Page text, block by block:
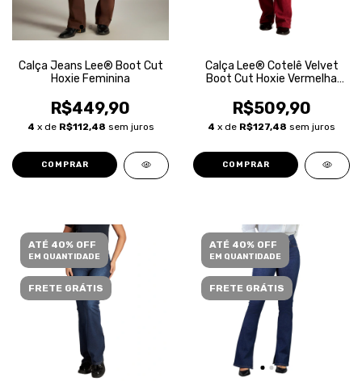
Calça Jeans Lee® Boot Cut
Hoxie Feminina
R$449,90
4 x de R$112,48 sem juros
COMPRAR
Calça Lee® Cotelê Velvet
Boot Cut Hoxie Vermelha
R$509,90
4 x de R$127,48 sem juros
COMPRAR
ATÉ 40% OFF
EM QUANTIDADE
FRETE GRÁTIS
ATÉ 40% OFF
EM QUANTIDADE
FRETE GRÁTIS